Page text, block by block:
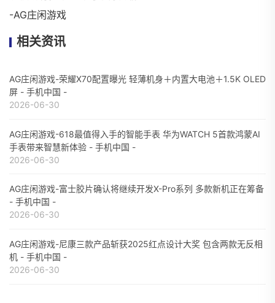
-AG庄闲游戏
相关资讯
AG庄闲游戏-荣耀X70配置曝光 轻薄机身＋内置大电池＋1.5K OLED
屏 - 手机中国 -
2026-06-30
AG庄闲游戏-618最值得入手的智能手表 华为WATCH 5首款鸿蒙AI
手表带来智慧新体验 - 手机中国 -
2026-06-30
AG庄闲游戏-富士胶片确认将继续开发X-Pro系列 多款新机正在筹备
- 手机中国 -
2026-06-30
AG庄闲游戏-尼康三款产品斩获2025红点设计大奖 包含两款无反相
机 - 手机中国 -
2026-06-30